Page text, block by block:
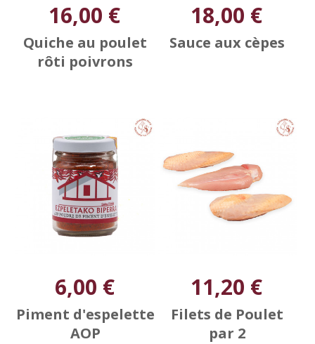
16,00 €
Quiche au poulet
rôti poivrons
18,00 €
Sauce aux cèpes
6,00 €
Piment d'espelette
AOP
11,20 €
Filets de Poulet
par 2